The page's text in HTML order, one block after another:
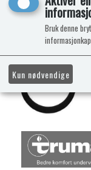
Bruk denne
Kun nødvendige